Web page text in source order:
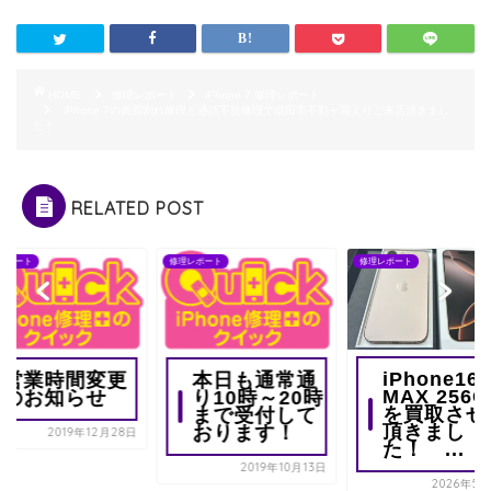
RELATED POST
ポート
営業時間変更
のお知らせ
2019年12月28日
修理レポート
本日も通常通
り10時～20時
まで受付して
おります！
2019年10月13日
修理レポート
MAX
を買取させ
頂きまし
た！ ...
2026年5